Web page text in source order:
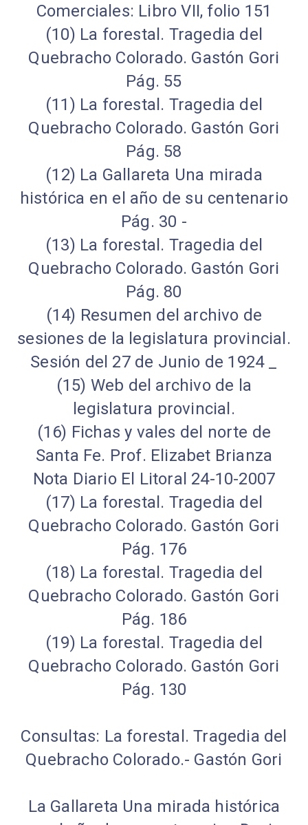
Comerciales: Libro VII, folio 151
(10) La forestal. Tragedia del
Quebracho Colorado. Gastón Gori
Pág. 55
(11) La forestal. Tragedia del
Quebracho Colorado. Gastón Gori
Pág. 58
(12) La Gallareta Una mirada
histórica en el año de su centenario
Pág. 30 -
(13) La forestal. Tragedia del
Quebracho Colorado. Gastón Gori
Pág. 80
(14) Resumen del archivo de
sesiones de la legislatura provincial.
Sesión del 27 de Junio de 1924 _
(15) Web del archivo de la
legislatura provincial.
(16) Fichas y vales del norte de
Santa Fe. Prof. Elizabet Brianza
Nota Diario El Litoral 24-10-2007
(17) La forestal. Tragedia del
Quebracho Colorado. Gastón Gori
Pág. 176
(18) La forestal. Tragedia del
Quebracho Colorado. Gastón Gori
Pág. 186
(19) La forestal. Tragedia del
Quebracho Colorado. Gastón Gori
Pág. 130
Consultas: La forestal. Tragedia del
Quebracho Colorado.- Gastón Gori
La Gallareta Una mirada histórica